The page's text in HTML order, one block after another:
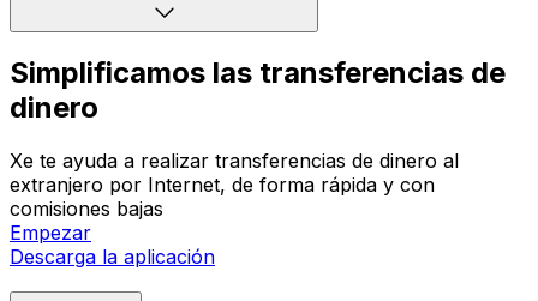
Simplificamos las transferencias de
dinero
Xe te ayuda a realizar transferencias de dinero al
extranjero por Internet, de forma rápida y con
comisiones bajas
Empezar
Descarga la aplicación